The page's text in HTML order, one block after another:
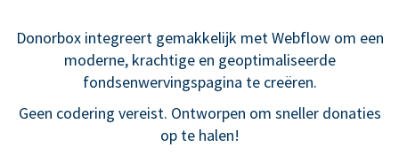
Donorbox integreert gemakkelijk met Webflow om een
moderne, krachtige en geoptimaliseerde
fondsenwervingspagina te creëren.
Geen codering vereist. Ontworpen om sneller donaties
op te halen!